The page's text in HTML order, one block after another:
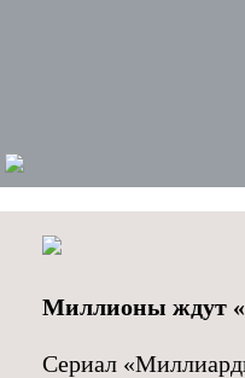
Миллионы ждут
Сериал «